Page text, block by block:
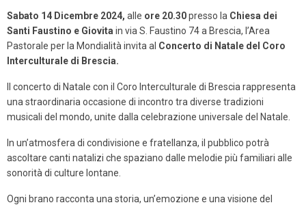
Sabato 14 Dicembre 2024, alle ore 20.30presso la Chiesa dei
Santi Faustino e Giovita in via S. Faustino 74 a Brescia, l’Area
Pastorale per la Mondialità invita al Concerto di Natale del Coro
Interculturale di Brescia.
Il concerto di Natale con il Coro Interculturale di Brescia rappresenta
una straordinaria occasione di incontro tra diverse tradizioni
musicali del mondo, unite dalla celebrazione universale del Natale.
In un’atmosfera di condivisione e fratellanza, il pubblico potrà
ascoltare canti natalizi che spaziano dalle melodie più familiari alle
sonorità di culture lontane.
Ogni brano racconta una storia, un’emozione e una visione del